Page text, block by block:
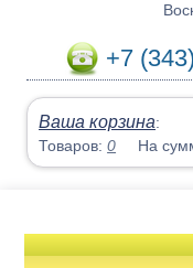
+7
Ваша корзина:
Товаров:0 На